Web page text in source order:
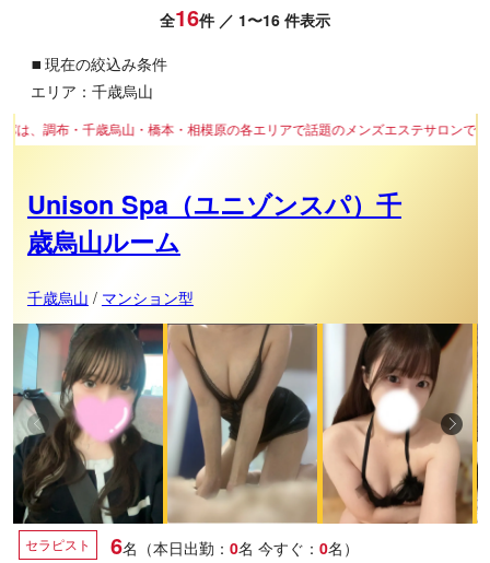
全16件 ／ 1〜16 件表示
▪ 現在の絞込み条件
エリア：千歳烏山
橋本・相模原の各エリアで話題のメンズエステサロンです。
Unison Spa（ユニゾンスパ）千
歳烏山ルーム
千歳烏山 / マンション型
セラピスト 6名（本日出勤： 0名 今すぐ： 0名）